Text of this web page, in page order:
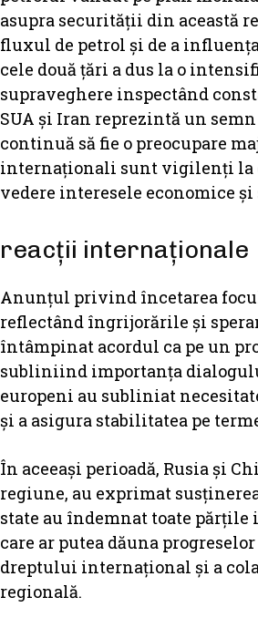
asupra securității din această
fluxul de petrol și de a
cele două țări a dus la o
supraveghere inspectând
SUA și Iran reprezintă un
continuă să fie o preocupare
internaționali sunt vigilenți la
vedere interesele economice
reacții internaționale
Anunțul privind încetarea
reflectând îngrijorările și
întâmpinat acordul ca pe un
subliniind importanța
europeni au subliniat
și a asigura stabilitatea pe
În aceeași perioadă, Rusia și
regiune, au exprimat
state au îndemnat toate
care ar putea dăuna
dreptului internațional și a
regională.